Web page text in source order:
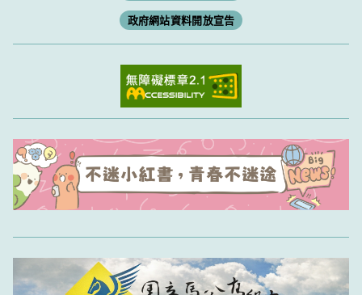
政府網站資料開放宣告